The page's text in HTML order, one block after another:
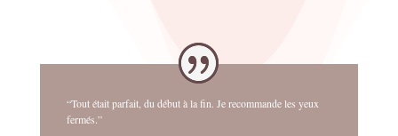
“Tout était parfait, du début à la fin. Je recommande les yeux
fermés.”